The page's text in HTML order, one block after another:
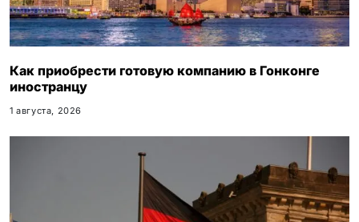
Как приобрести готовую компанию в Гонконге
иностранцу
1 августа, 2026